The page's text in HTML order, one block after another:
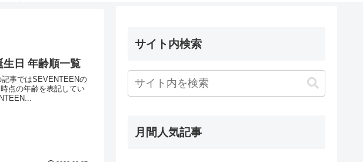
生日 年齢順一覧
事ではSEVENTEENの
点の年齢を表記してい
サイト内検索
月間人気記事